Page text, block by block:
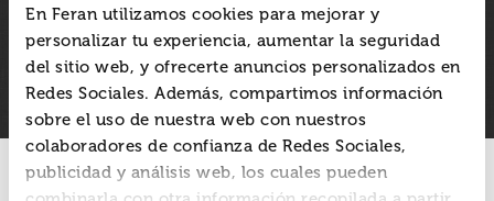
En Feran utilizamos cookies para mejorar y
personalizar tu experiencia, aumentar la seguridad
del sitio web, y ofrecerte anuncios personalizados en
Redes Sociales. Además, compartimos información
sobre el uso de nuestra web con nuestros
colaboradores de confianza de Redes Sociales,
publicidad y análisis web, los cuales pueden
C/ Fuerteventura, 13 28703 S.S. de los Reyes, Madrid Tel. 916597350
E-mail atencion.cliente@feran.es